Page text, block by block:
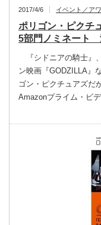
2017/4/6 イベント／ア
ポリゴン・ピクチ
5部門ノミネート
『シドニアの騎士』
ン映画『GODZILLA』
ゴン・ピクチュアズだ
Amazonプライム・ビ